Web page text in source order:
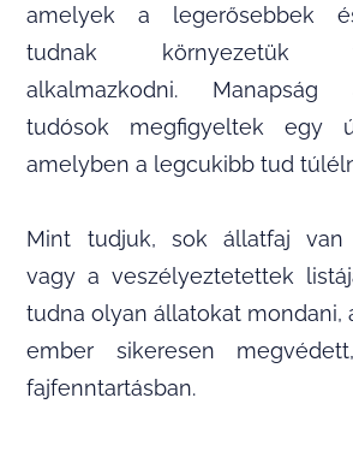
amelyek a legerősebbek
tudnak környezetük
alkalmazkodni.
tudósok megfigyeltek egy
amelyben a legcukibb tud
Mint tudjuk, sok állatfaj van
vagy a veszélyeztetettek
tudna olyan állatokat mondani,
ember sikeresen
fajfenntartásban.